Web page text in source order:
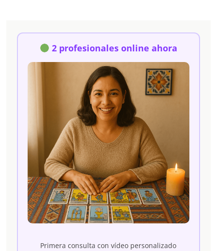
2 profesionales online ahora
Primera consulta con vídeo personalizado